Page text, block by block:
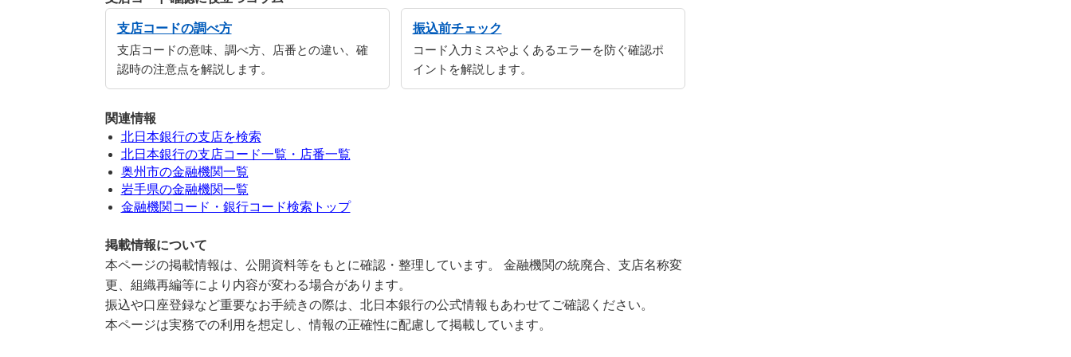
支店コードの調べ方
支店コードの意味、調べ方、店番との違い、確
認時の注意点を解説します。
振込前チェック
コード入力ミスやよくあるエラーを防ぐ確認ポ
イントを解説します。
関連情報
北日本銀行の支店を検索
北日本銀行の支店コード一覧・店番一覧
奥州市の金融機関一覧
岩手県の金融機関一覧
金融機関コード・銀行コード検索トップ
掲載情報について
本ページの掲載情報は、公開資料等をもとに確認・整理しています。 金融機関の統廃合、支店名称変
更、組織再編等により内容が変わる場合があります。
振込や口座登録など重要なお手続きの際は、北日本銀行の公式情報もあわせてご確認ください。
本ページは実務での利用を想定し、情報の正確性に配慮して掲載しています。